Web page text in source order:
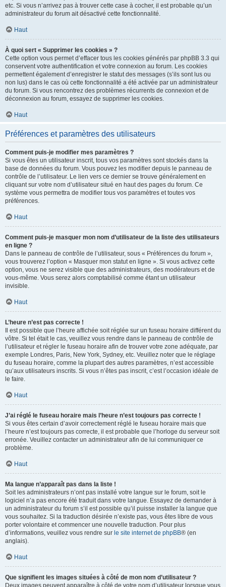
etc. Si vous n’arrivez pas à trouver cette case à cocher, il est probable qu’un
administrateur du forum ait désactivé cette fonctionnalité.
Haut
À quoi sert « Supprimer les cookies » ?
Cette option vous permet d’effacer tous les cookies générés par phpBB 3.3 qui
conservent votre authentification et votre connexion au forum. Les cookies
permettent également d’enregistrer le statut des messages (s’ils sont lus ou
non lus) dans le cas où cette fonctionnalité a été activée par un administrateur
du forum. Si vous rencontrez des problèmes récurrents de connexion et de
déconnexion au forum, essayez de supprimer les cookies.
Haut
Préférences et paramètres des utilisateurs
Comment puis-je modifier mes paramètres ?
Si vous êtes un utilisateur inscrit, tous vos paramètres sont stockés dans la
base de données du forum. Vous pouvez les modifier depuis le panneau de
contrôle de l’utilisateur. Le lien vers ce dernier se trouve généralement en
cliquant sur votre nom d’utilisateur situé en haut des pages du forum. Ce
système vous permettra de modifier tous vos paramètres et toutes vos
préférences.
Haut
Comment puis-je masquer mon nom d’utilisateur de la liste des utilisateurs
en ligne ?
Dans le panneau de contrôle de l’utilisateur, sous « Préférences du forum »,
vous trouverez l’option « Masquer mon statut en ligne ». Si vous activez cette
option, vous ne serez visible que des administrateurs, des modérateurs et de
vous-même. Vous serez alors comptabilisé comme étant un utilisateur
invisible.
Haut
L’heure n’est pas correcte !
Il est possible que l’heure affichée soit réglée sur un fuseau horaire différent du
vôtre. Si tel était le cas, veuillez vous rendre dans le panneau de contrôle de
l’utilisateur et régler le fuseau horaire afin de trouver votre zone adéquate, par
exemple Londres, Paris, New York, Sydney, etc. Veuillez noter que le réglage
du fuseau horaire, comme la plupart des autres paramètres, n’est accessible
qu’aux utilisateurs inscrits. Si vous n’êtes pas inscrit, c’est l’occasion idéale de
le faire.
Haut
J’ai réglé le fuseau horaire mais l’heure n’est toujours pas correcte !
Si vous êtes certain d’avoir correctement réglé le fuseau horaire mais que
l’heure n’est toujours pas correcte, il est probable que l’horloge du serveur soit
erronée. Veuillez contacter un administrateur afin de lui communiquer ce
problème.
Haut
Ma langue n’apparaît pas dans la liste !
Soit les administrateurs n’ont pas installé votre langue sur le forum, soit le
logiciel n’a pas encore été traduit dans votre langue. Essayez de demander à
un administrateur du forum s’il est possible qu’il puisse installer la langue que
vous souhaitez. Si la traduction désirée n’existe pas, vous êtes libre de vous
porter volontaire et commencer une nouvelle traduction. Pour plus
d’informations, veuillez vous rendre sur le site internet de phpBB® (en
anglais).
Haut
Que signifient les images situées à côté de mon nom d’utilisateur ?
Deux images peuvent apparaître à côté de votre nom d’utilisateur lorsque vous